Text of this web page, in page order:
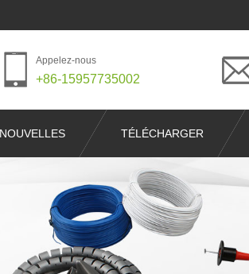
Appelez-nous
+86-15957735002
NOUVELLES TÉLÉCHARGER